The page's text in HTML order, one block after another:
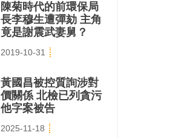
陳菊時代的前環保局
長李穆生遭彈劾 主角
竟是謝震武妻舅？
2019-10-31
黃國昌被控質詢涉對
價關係 北檢已列貪污
他字案被告
2025-11-18